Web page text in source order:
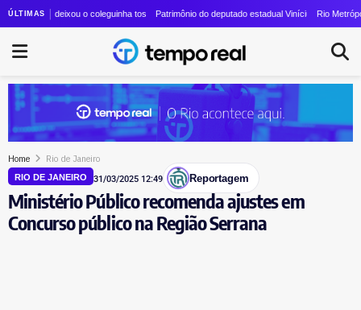
ÚLTIMAS
salários 46% acima da média e emprega mais de 21 mil pessoas
e deixou o coleguinha tosqueado: STF nega pedido de Marco Antônio para voltar ao
Patrimônio do deputado estadual Vinícius Cozzolino cresce
Rio Metrópole:
Home Rio de Janeiro
RIO DE JANEIRO 31/03/2025 12:49 Reportagem
Ministério Público recomenda ajustes em
Concurso público na Região Serrana